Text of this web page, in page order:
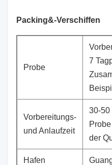
Packing&-Verschiffen
Probe
7
Vorbereitungs-
und Anlaufzeit
30-50
der
Hafen